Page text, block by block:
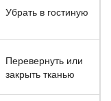
Убрать в гостиную
Перевернуть или
закрыть тканью